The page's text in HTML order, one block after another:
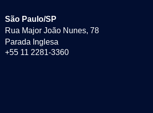
São Paulo/SP
Rua Major João Nunes, 78
Parada Inglesa
+55 11 2281-3360